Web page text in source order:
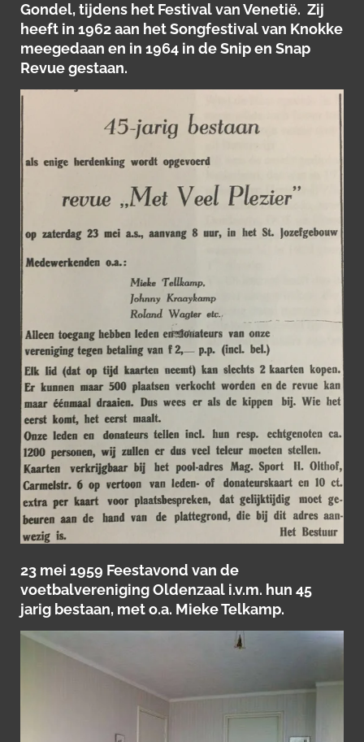
Gondel, tijdens het Festival van Venetië. Zij
heeft in 1962 aan het Songfestival van Knokke
meegedaan en in 1964 in de Snip en Snap
Revue gestaan.
23 mei 1959 Feestavond van de
voetbalvereniging Oldenzaal i.v.m. hun 45
jarig bestaan, met o.a. Mieke Telkamp.